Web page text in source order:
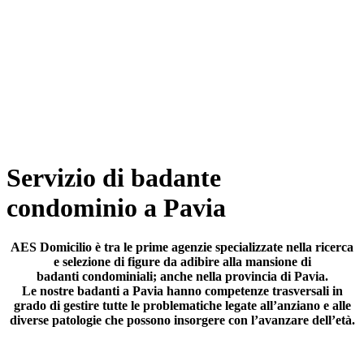
Servizio di badante
condominio a Pavia
AES Domicilio è tra le prime agenzie specializzate nella ricerca
e selezione di figure da adibire alla mansione di
badanti condominiali; anche nella provincia di Pavia.
Le nostre badanti a Pavia hanno competenze trasversali in
grado di gestire tutte le problematiche legate all’anziano e alle
diverse patologie che possono insorgere con l’avanzare dell’età.